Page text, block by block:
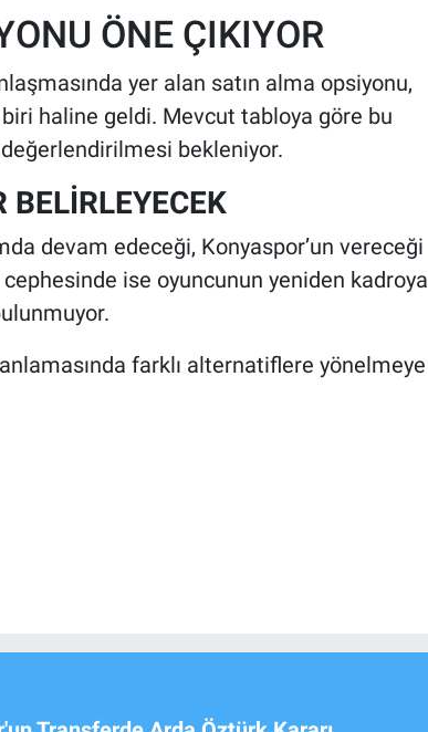
ÖNE ÇIKIYOR
yer alan satın alma opsiyonu,
haline geldi. Mevcut tabloya göre bu
bekleniyor.
BELİRLEYECEK
devam edeceği, Konyaspor’un vereceği
ise oyuncunun yeniden kadroya
farklı alternatiflere yönelmeye